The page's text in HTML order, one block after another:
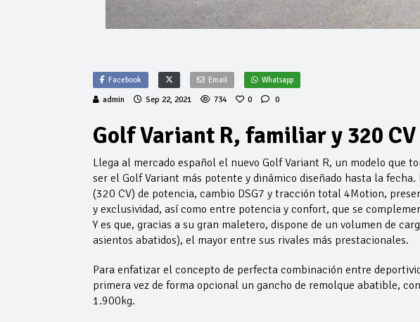
Facebook Email Whatsapp
admin Sep 22, 2021 734 0 0
Golf Variant R, familiar y 320 CV
Llega al mercado español el nuevo Golf Variant R, un modelo que
ser el Golf Variant más potente y dinámico diseñado hasta la
(320 CV) de potencia, cambio DSG7 y tracción total 4Motion,
y exclusividad, así como entre potencia y confort, que se
Y es que, gracias a su gran maletero, dispone de un volumen de
asientos abatidos), el mayor entre sus rivales más prestacionales.
Para enfatizar el concepto de perfecta combinación entre
primera vez de forma opcional un gancho de remolque abatible,
1.900kg.